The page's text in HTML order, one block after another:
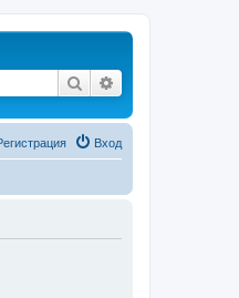
Поиск
Вход